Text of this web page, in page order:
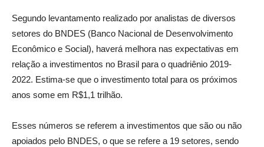
Segundo levantamento realizado por analistas de diversos
setores do BNDES (Banco Nacional de Desenvolvimento
Econômico e Social), haverá melhora nas expectativas em
relação a investimentos no Brasil para o quadriênio 2019-
2022. Estima-se que o investimento total para os próximos
anos some em R$1,1 trilhão.
Esses números se referem a investimentos que são ou não
apoiados pelo BNDES, o que se refere a 19 setores, sendo